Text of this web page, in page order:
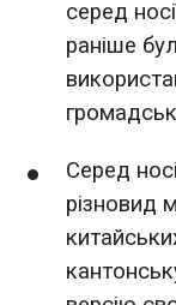
серед
раніше
Серед
різновид